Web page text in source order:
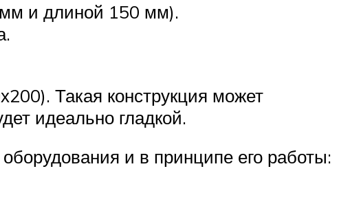
и длиной 150 мм).
Такая конструкция может
идеально гладкой.
и в принципе его работы: